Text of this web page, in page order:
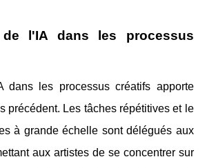
de l'IA dans les processus
dans les processus créatifs apporte
précédent. Les tâches répétitives et le
à grande échelle sont délégués aux
aux artistes de se concentrer sur